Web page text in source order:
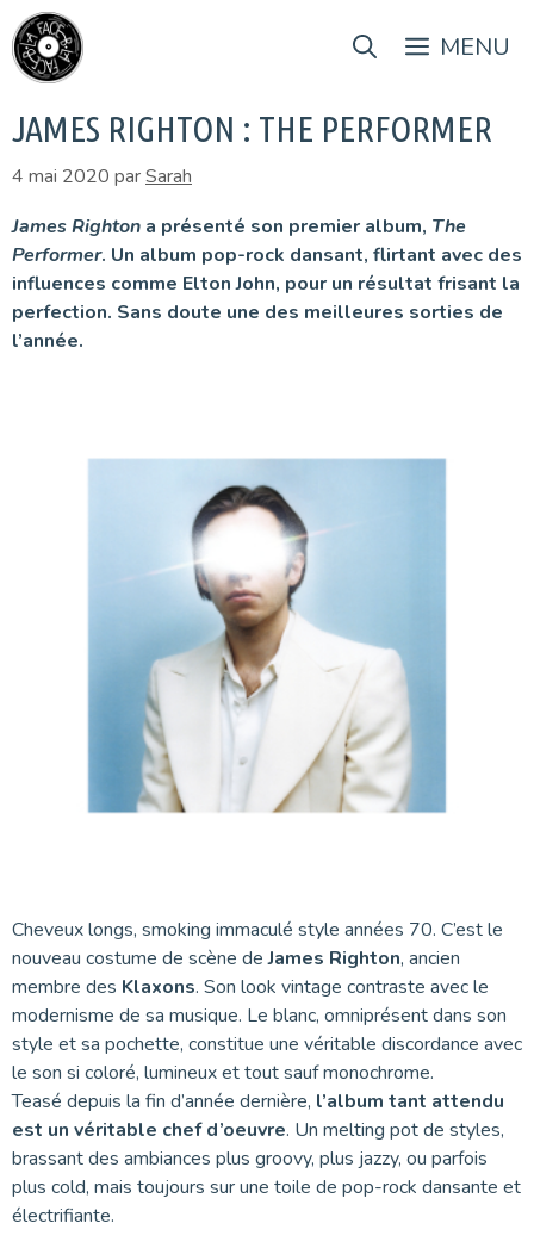
Aller
au
contenu
MENU
JAMES RIGHTON : THE PERFORMER
4 mai 2020 parSarah
James Righton a présenté son premier album, The
Performer. Un album pop-rock dansant, flirtant avec des
influences comme Elton John, pour un résultat frisant la
perfection. Sans doute une des meilleures sorties de
l’année.
Cheveux longs, smoking immaculé style années 70. C’est le
nouveau costume de scène deJames Righton, ancien
membre des Klaxons. Son look vintage contraste avec le
modernisme de sa musique. Le blanc, omniprésent dans son
style et sa pochette, constitue une véritable discordance avec
le son si coloré, lumineux et tout sauf monochrome.
Teasé depuis la fin d’année dernière, l’album tant attendu
est un véritable chef d’oeuvre. Un melting pot de styles,
brassant des ambiances plus groovy, plus jazzy, ou parfois
plus cold, mais toujours sur une toile de pop-rock dansante et
électrifiante.